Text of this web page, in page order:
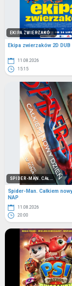
EKIPA ZWIERZAKÓ...
Ekipa zwierzaków 2D DUB
11.08.2026
15:15
SPIDER-MAN. CAŁ...
Spider-Man. Całkiem
NAP
11.08.2026
20:00